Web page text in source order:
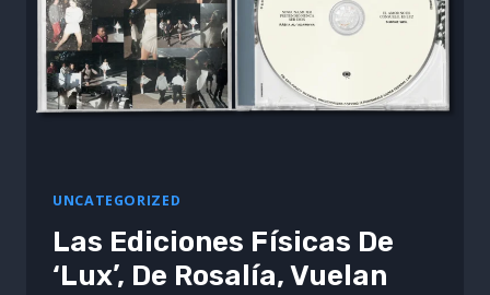
UNCATEGORIZED
Las Ediciones Físicas De
‘Lux’, De Rosalía, Vuelan